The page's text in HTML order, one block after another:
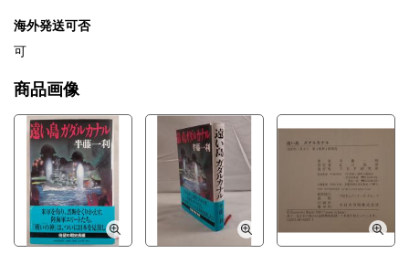
海外発送可否
可
商品画像